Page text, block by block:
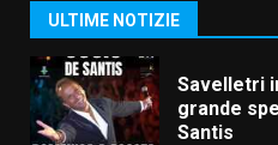
ULTIME NOTIZIE
1
Savelletri
grande
Santis